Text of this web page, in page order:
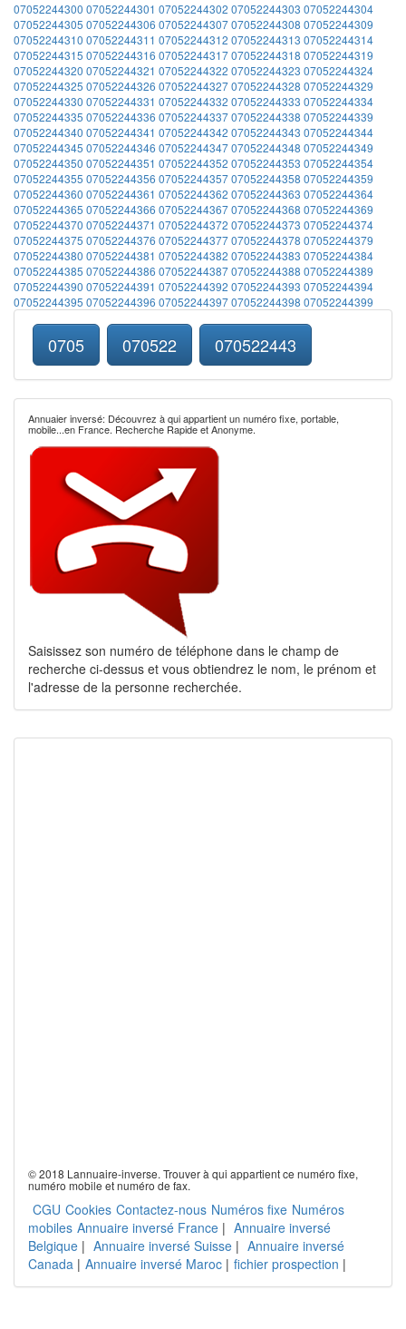
07052244300 07052244301 07052244302 07052244303 07052244304
07052244305 07052244306 0705224430707052244308 07052244309
07052244310 07052244311 07052244312 07052244313 07052244314
07052244315 07052244316 0705224431707052244318 07052244319
07052244320 07052244321 07052244322 07052244323 07052244324
07052244325 07052244326 0705224432707052244328 07052244329
07052244330 07052244331 07052244332 07052244333 07052244334
07052244335 07052244336 0705224433707052244338 07052244339
07052244340 07052244341 07052244342 07052244343 07052244344
07052244345 07052244346 0705224434707052244348 07052244349
07052244350 07052244351 07052244352 07052244353 07052244354
07052244355 07052244356 0705224435707052244358 07052244359
07052244360 07052244361 07052244362 07052244363 07052244364
07052244365 07052244366 0705224436707052244368 07052244369
07052244370 07052244371 07052244372 07052244373 07052244374
07052244375 07052244376 0705224437707052244378 07052244379
07052244380 07052244381 07052244382 07052244383 07052244384
07052244385 07052244386 0705224438707052244388 07052244389
07052244390 07052244391 07052244392 07052244393 07052244394
07052244395 07052244396 0705224439707052244398 07052244399
0705 070522 070522443
Annuaier inversé: Découvrez à qui appartient un numéro fixe, portable,
mobile...en France. Recherche Rapide et Anonyme.
Saisissez son numéro de téléphone dans le champ de
recherche ci-dessus et vous obtiendrez le nom, le prénom et
l'adresse de la personne recherchée.
© 2018 Lannuaire-inverse. Trouver à qui appartient ce numéro fixe,
numéro mobile et numéro de fax.
CGU Cookies Contactez-nous Numéros fixe Numéros
mobiles Annuaire inversé France | Annuaire inversé
Belgique | Annuaire inversé Suisse | Annuaire inversé
Canada | Annuaire inversé Maroc | fichier prospection |